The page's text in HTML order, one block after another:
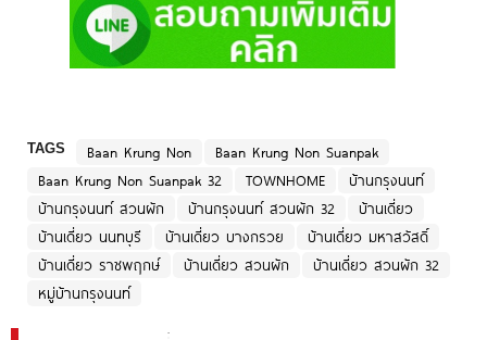
TAGS Baan Krung Non
Baan Krung Non Suanpak
Baan Krung Non Suanpak 32
TOWNHOME
บ้านกรุงนนท์
บ้านกรุงนนท์ สวนผัก
บ้านกรุงนนท์ สวนผัก 32
บ้านเดี่ยว
บ้านเดี่ยว นนทบุรี
บ้านเดี่ยว บางกรวย
บ้านเดี่ยว มหาสวัสดิ์
บ้านเดี่ยว ราชพฤกษ์
บ้านเดี่ยว สวนผัก
บ้านเดี่ยว สวนผัก 32
หมู่บ้านกรุงนนท์